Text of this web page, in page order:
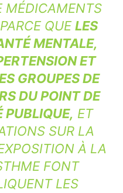
MÉDICAMENTS
QUELES
MENTALE,
ET
GROUPES DE
DU POINT DE
PUBLIQUE, ET
SUR LA
À LA
FONT
LES